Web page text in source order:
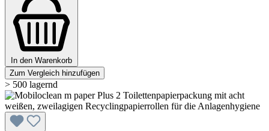
In den Warenkorb
Zum Vergleich hinzufügen
> 500 lagernd